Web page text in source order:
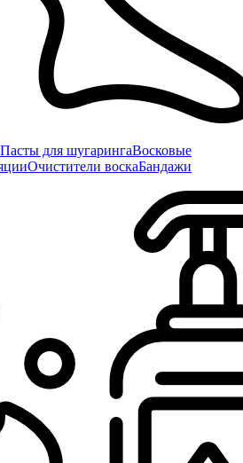
Пасты для шугарингаВосковые
Очистители воскаБандажи